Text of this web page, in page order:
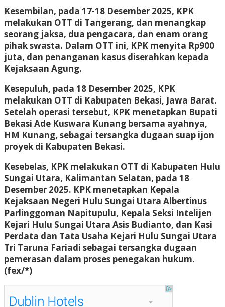
Kesembilan, pada 17-18 Desember 2025, KPK
melakukan OTT di Tangerang, dan menangkap
seorang jaksa, dua pengacara, dan enam orang
pihak swasta. Dalam OTT ini, KPK menyita Rp900
juta, dan penanganan kasus diserahkan kepada
Kejaksaan Agung.
Kesepuluh, pada 18 Desember 2025, KPK
melakukan OTT di Kabupaten Bekasi, Jawa Barat.
Setelah operasi tersebut, KPK menetapkan Bupati
Bekasi Ade Kuswara Kunang bersama ayahnya,
HM Kunang, sebagai tersangka dugaan suap ijon
proyek di Kabupaten Bekasi.
Kesebelas, KPK melakukan OTT di Kabupaten Hulu
Sungai Utara, Kalimantan Selatan, pada 18
Desember 2025. KPK menetapkan Kepala
Kejaksaan Negeri Hulu Sungai Utara Albertinus
Parlinggoman Napitupulu, Kepala Seksi Intelijen
Kejari Hulu Sungai Utara Asis Budianto, dan Kasi
Perdata dan Tata Usaha Kejari Hulu Sungai Utara
Tri Taruna Fariadi sebagai tersangka dugaan
pemerasan dalam proses penegakan hukum.
(fex/*)